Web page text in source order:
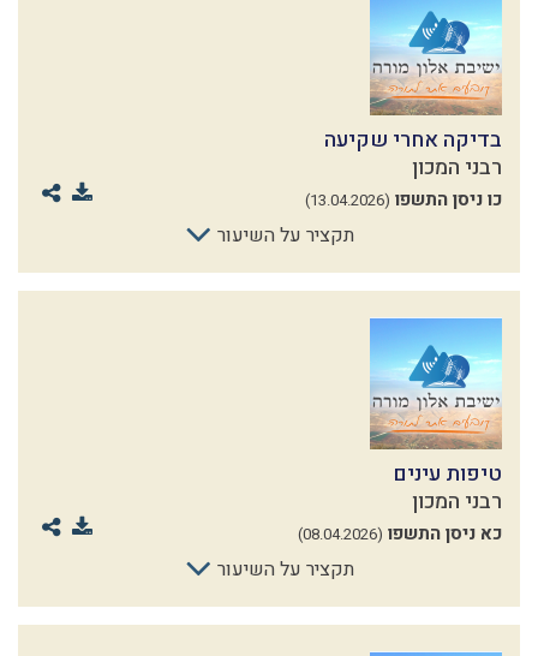
בדיקה אחרי שקיעה
רבני המכון
כו ניסן התשפו (13.04.2026)
תקציר על השיעור
טיפות עינים
רבני המכון
כא ניסן התשפו (08.04.2026)
תקציר על השיעור